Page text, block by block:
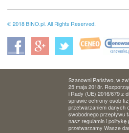
© 2018 BINO.pl. All Rights Reserved.
Szanowni Państwo, w
25 maja 2018r.
i Rady (UE) 2016/679 z
sprawie ochrony osób
przetwarzaniem danych
swobodnego przepływu
nasz regulamin i
przetwarzamy Wasze